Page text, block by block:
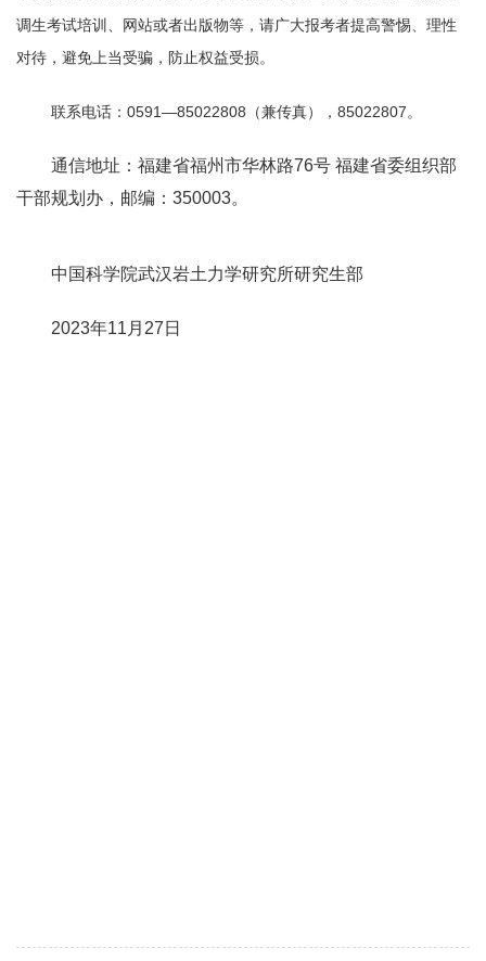
调生考试培训、网站或者出版物等，请广大报考者提高警惕、理性
对待，避免上当受骗，防止权益受损。
联系电话：0591—85022808（兼传真），85022807。
通信地址：福建省福州市华林路76号 福建省委组织部
干部规划办，邮编：350003。
中国科学院武汉岩土力学研究所研究生部
2023年11月27日